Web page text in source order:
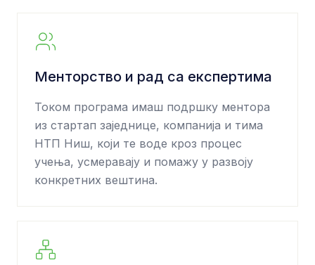
Менторство и рад са експертима
Током програма имаш подршку ментора
из стартап заједнице, компанија и тима
НТП Ниш, који те воде кроз процес
учења, усмеравају и помажу у развоју
конкретних вештина.